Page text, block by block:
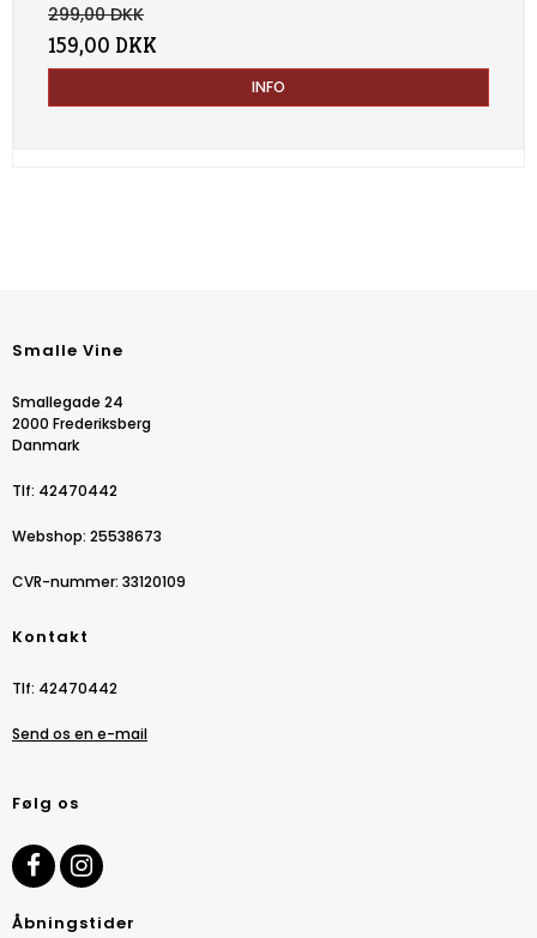
299,00 DKK
159,00 DKK
INFO
Smalle Vine
Smallegade 24
2000 Frederiksberg
Danmark
Tlf: 42470442
Webshop: 25538673
CVR-nummer: 33120109
Kontakt
Tlf: 42470442
Send os en e-mail
Følg os
Åbningstider